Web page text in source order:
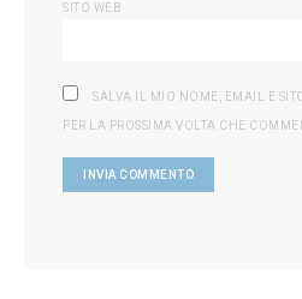
SITO WEB
SALVA IL MIO NOME, EMAIL E
PER LA PROSSIMA VOLTA CHE